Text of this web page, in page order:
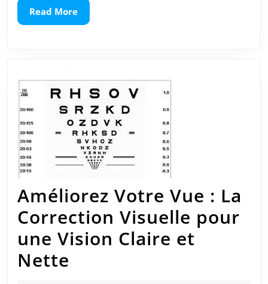
Mode
Read MoreRead
More
Améliorez Votre Vue : La
Correction Visuelle pour
une Vision Claire et
Nette